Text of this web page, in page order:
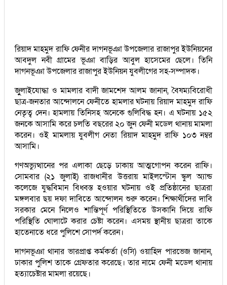
রিয়াদ মাহমুদ রাফি ফেনীর দাগনভূঞা উপজেলার রাজাপুর ইউনিয়নের
আবদুল নবী গ্রামের ভূঞা বাড়ির আবুল হাসেমের ছেলে। তিনি
দাগনভূঞা উপজেলার রাজাপুর ইউনিয়ন যুবলীগের সহ-সম্পাদক।
জুুলাইযোদ্ধা ও মামলার বাদী জামশেদ আলম জানান, বৈষম্যবিরোধী
ছাত্র-জনতার আন্দোলনে ফেনীতে হামলার ঘটনায় রিয়াদ মাহমুদ রাফি
নেতৃত্ব দেন। হামলায় তিনিসহ অনেকে গুলিবিদ্ধ হন। এ ঘটনায় ১৫২
জনকে আসামি করে চলতি বছরের ২০ জুন ফেনী মডেল থানায় মামলা
করেন। ওই মামলায় যুবলীগ নেতা রিয়াদ মাহমুদ রাফি ১০৩ নম্বর
আসামি।
গণঅভ্যুত্থানের পর এলাকা ছেড়ে ঢাকায় আত্মগোপন করেন রাফি।
সোমবার (২১ জুলাই) রাজধানীর উত্তরায় মাইলস্টোন স্কুল অ্যান্ড
কলেজে যুদ্ধবিমান বিধ্বস্ত হওয়ার ঘটনায় ওই প্রতিষ্ঠানের ছাত্ররা
মঙ্গলবার ছয় দফা দাবিতে আন্দোলন শুরু করেন। শিক্ষার্থীদের দাবি
সরকার মেনে নিলেও শান্তিপূর্ণ পরিস্থিতিতে উসকানি দিয়ে রাফি
পরিস্থিতি ঘোলাটে করার চেষ্টা করেন। এসময় স্থানীয় ছাত্ররা তাকে
হাতেনাতে ধরে পুলিশে সোপর্দ করেন।
দাগনভূঞা থানার ভারপ্রাপ্ত কর্মকর্তা (ওসি) ওয়াহিদ পারভেজ জানান,
ঢাকার পুলিশ তাকে গ্রেফতার করেছে। তার নামে ফেনী মডেল থানায়
হত্যাচেষ্টার মামলা রয়েছে।